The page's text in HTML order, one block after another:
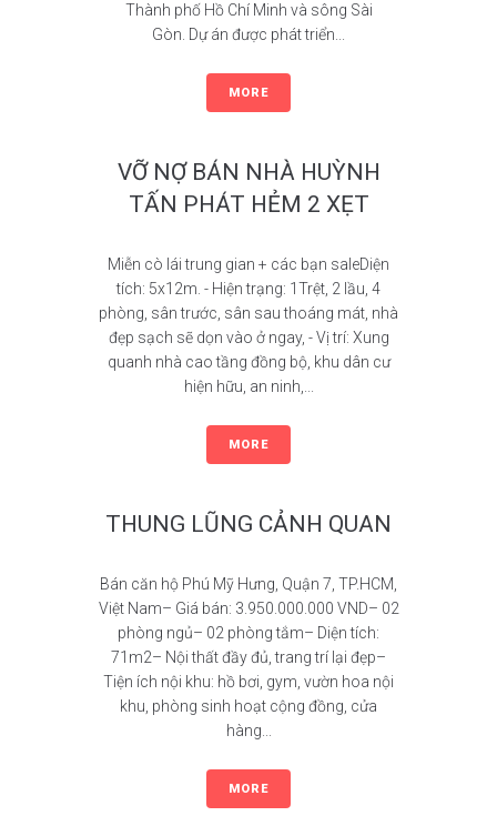
Thành phố Hồ Chí Minh và sông Sài
Gòn. Dự án được phát triển...
MORE
VỠ NỢ BÁN NHÀ HUỲNH
TẤN PHÁT HẺM 2 XẸT
Miễn cò lái trung gian + các bạn saleDiện
tích: 5x12m. - Hiện trạng: 1Trệt, 2 lầu, 4
phòng, sân trước, sân sau thoáng mát, nhà
đẹp sạch sẽ dọn vào ở ngay, - Vị trí: Xung
quanh nhà cao tầng đồng bộ, khu dân cư
hiện hữu, an ninh,...
MORE
THUNG LŨNG CẢNH QUAN
Bán căn hộ Phú Mỹ Hưng, Quận 7, TP.HCM,
Việt Nam– Giá bán: 3.950.000.000 VND– 02
phòng ngủ– 02 phòng tắm– Diện tích:
71m2– Nội thất đầy đủ, trang trí lại đẹp–
Tiện ích nội khu: hồ bơi, gym, vườn hoa nội
khu, phòng sinh hoạt cộng đồng, cửa
hàng...
MORE